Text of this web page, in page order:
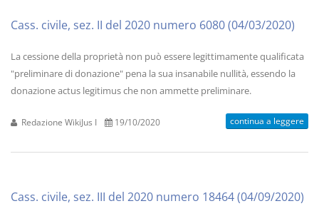
Cass. civile, sez. II del 2020 numero 6080 (04/03/2020)
La cessione della proprietà non può essere legittimamente qualificata
"preliminare di donazione" pena la sua insanabile nullità, essendo la
donazione actus legitimus che non ammette preliminare.
Redazione WikiJus I 19/10/2020 continua a leggere
Cass. civile, sez. III del 2020 numero 18464 (04/09/2020)